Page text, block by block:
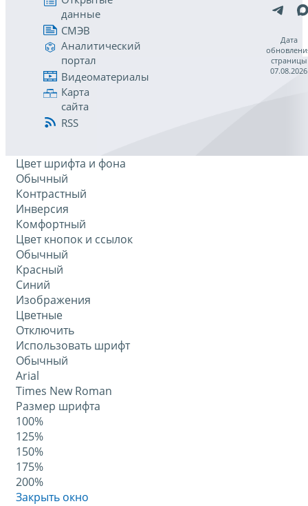
данные
СМЭВ
Аналитический
портал
Видеоматериалы
Карта
сайта
RSS
Дата
страницы
07.08.2026
Цвет шрифта и фона
Обычный
Контрастный
Инверсия
Комфортный
Цвет кнопок и ссылок
Обычный
Красный
Синий
Изображения
Цветные
Отключить
Использовать шрифт
Обычный
Arial
Times New Roman
Размер шрифта
100%
125%
150%
175%
200%
Закрыть окно